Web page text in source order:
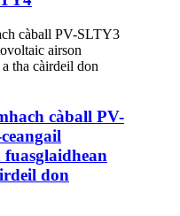
càball PV-
don